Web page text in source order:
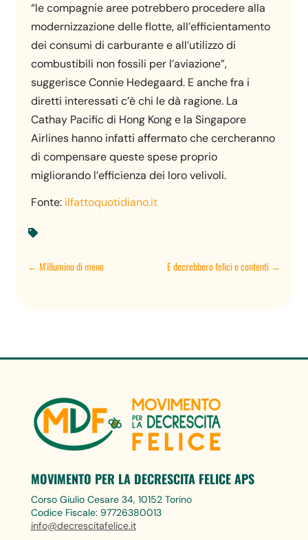
“le compagnie aree potrebbero procedere alla
modernizzazione delle flotte, all’efficientamento
dei consumi di carburante e all’utilizzo di
combustibili non fossili per l’aviazione”,
suggerisce Connie Hedegaard. E anche fra i
diretti interessati c’è chi le dà ragione. La
Cathay Pacific di Hong Kong e la Singapore
Airlines hanno infatti affermato che cercheranno
di compensare queste spese proprio
migliorando l’efficienza dei loro velivoli.
Fonte: ilfattoquotidiano.it

←M'illumino di meno E decrebbero felici e contenti→
MOVIMENTO PER LA DECRESCITA FELICE APS
Corso Giulio Cesare 34, 10152 Torino
Codice Fiscale: 97726380013
info@decrescitafelice.it